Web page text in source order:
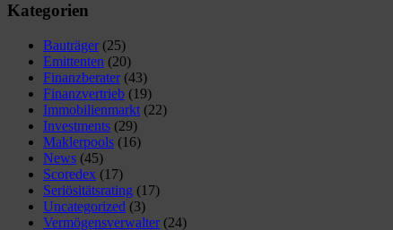
Kategorien
Bauträger(25)
Emittenten (20)
Finanzberater(43)
Finanzvertrieb (19)
Immobilienmarkt (22)
Investments (29)
Maklerpools (16)
News (45)
Scoredex (17)
Seriösitätsrating (17)
Uncategorized (3)
Vermögensverwalter(24)